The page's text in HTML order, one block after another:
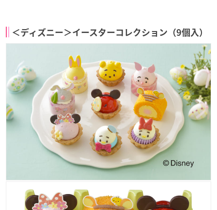
＜ディズニー＞イースターコレクション（9個入）